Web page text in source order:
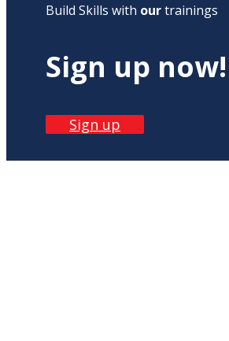
Build Skills with ourtrainings
Sign up now!
Sign up